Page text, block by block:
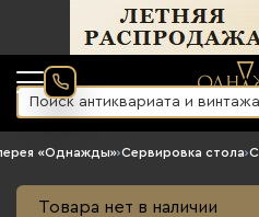
«Однажды»›Сервировка стола›
Товара нет в наличии